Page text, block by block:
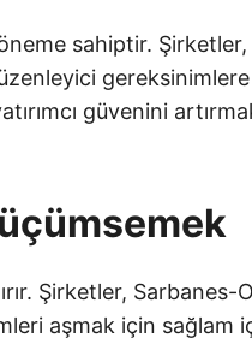
sahiptir.
güvenini
Şirketler, Sarbanes-
aşmak için sağlam